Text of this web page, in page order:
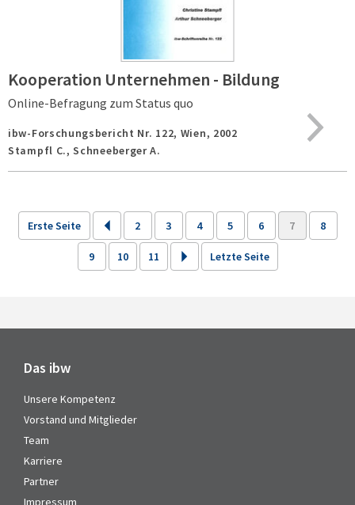
Kooperation Unternehmen - Bildung
Online-Befragung zum Status quo
ibw-Forschungsbericht Nr. 122, Wien, 2002
Stampfl C., Schneeberger A.
Erste Seite 2 3 4 5 6 7 8
9 10 11 Letzte Seite
Das ibw
Unsere Kompetenz
Vorstand und Mitglieder
Team
Karriere
Partner
Impressum